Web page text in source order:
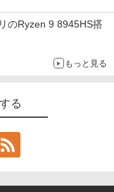
のRyzen 9 8945HS搭
もっと見る
る